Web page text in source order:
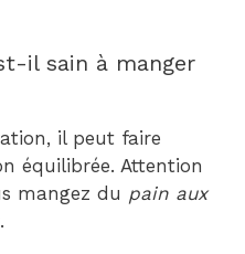
il sain à manger
il peut faire
équilibrée. Attention
mangez du pain aux